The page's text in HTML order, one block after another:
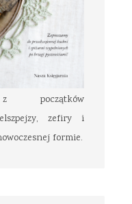
początków
zefiry i
formie.